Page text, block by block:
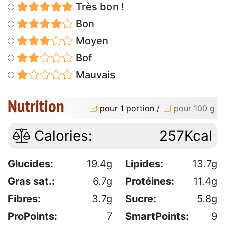
Très bon !
Bon
Moyen
Bof
Mauvais
Nutrition pour 1 portion / pour 100 g
Calories: 257Kcal
Glucides: 19.4g Lipides:
13.7g
Gras sat.:
6.7g Protéines:
11.4g
Fibres:
3.7g Sucre:
5.8g
ProPoints:
7 SmartPoints: 9